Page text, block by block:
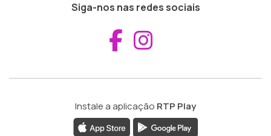
Siga-nos nas redes sociais
Aceder ao
Instale a aplicação RTP Play